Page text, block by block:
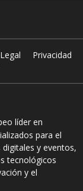
Privacidad
líder en
para el
y eventos,
tecnológicos
y el